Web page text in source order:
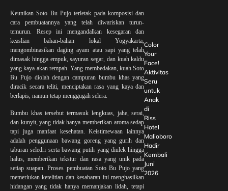
Keunikan Soto Bu Pujo terletak pada komposisi dan
cara pembuatannya yang telah diwariskan turun-
temurun. Resep ini mengandalkan kesegaran dan
keaslian bahan-bahan lokal Yogyakarta,
mengombinasikan daging ayam atau sapi yang telah
dimasak hingga empuk, sayuran segar, dan kuah kaldu
yang kaya akan rempah. Yang membedakan, kuah Soto
Bu Pujo diolah dengan campuran bumbu khas yang
diracik secara teliti, menciptakan rasa yang kaya dan
berlapis, namun tetap menggugah selera.
Bumbu khas tersebut termasuk lengkuas, jahe, serai,
dan kunyit, yang tidak hanya memberikan aroma sedap
tapi juga manfaat kesehatan. Keistimewaan lainnya
adalah penggunaan bawang goreng yang gurih dan
taburan seledri serta bawang putih yang diulek hingga
halus, memberikan tekstur dan rasa yang unik pada
setiap suapan. Proses pembuatan Soto Bu Pujo yang
memerlukan ketelitian dan kesabaran ini menghasilkan
hidangan yang tidak hanya memanjakan lidah, tetapi
Color
Your
Face!
Aktivitas
Seru
untuk
Anak
di
Riss
Hotel
Malioboro
Hadir
Kembali
Juni
2026